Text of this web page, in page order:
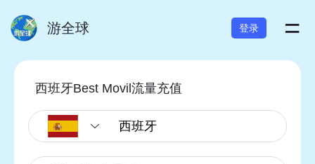
游全球 登录 =
西班牙Best Movil流量充值